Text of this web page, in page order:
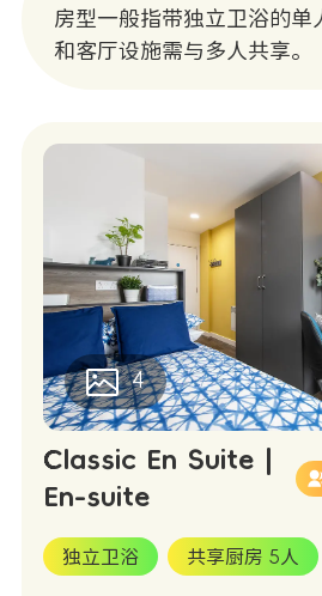
房型一般指带独立卫浴的单
和客厅设施需与多人共享。
4
Classic En Suite |
En-suite
独立卫浴 共享厨房 5人